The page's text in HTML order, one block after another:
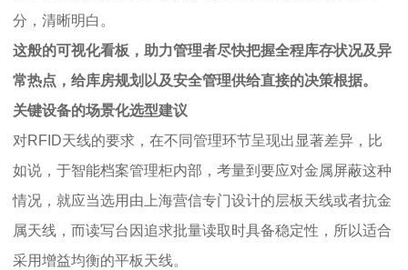
分，清晰明白。
这般的可视化看板，助力管理者尽快把握全程库存状况及异
常热点，给库房规划以及安全管理供给直接的决策根据。
关键设备的场景化选型建议
对RFID天线的要求，在不同管理环节呈现出显著差异，比
如说，于智能档案管理柜内部，考量到要应对金属屏蔽这种
情况，就应当选用由上海营信专门设计的层板天线或者抗金
属天线，而读写台因追求批量读取时具备稳定性，所以适合
采用增益均衡的平板天线。